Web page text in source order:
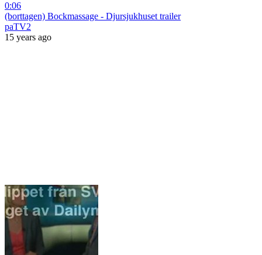
0:06
(borttagen) Bockmassage - Djursjukhuset trailer
paTV2
15 years ago